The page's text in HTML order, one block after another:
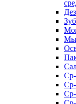
Ср-
Ср-